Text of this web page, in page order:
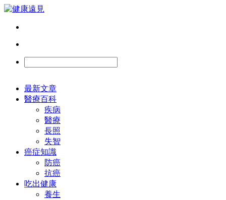
最新文章
醫療百科
疾病
醫療
長照
失智
癌症知識
防癌
抗癌
吃出健康
養生